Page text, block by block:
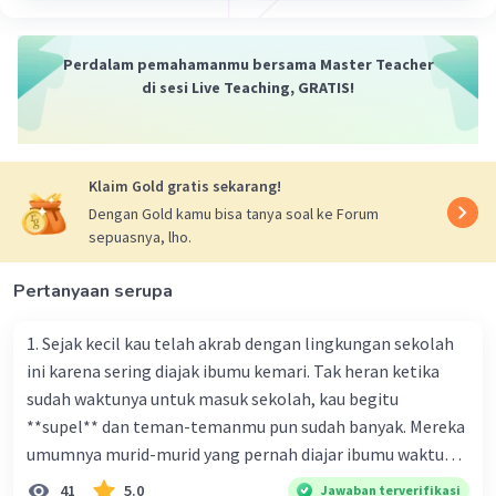
Perdalam pemahamanmu bersama Master Teacher
di sesi Live Teaching, GRATIS!
Klaim Gold gratis sekarang!
Dengan Gold kamu bisa tanya soal ke Forum
sepuasnya, lho.
Pertanyaan serupa
1. Sejak kecil kau telah akrab dengan lingkungan sekolah
ini karena sering diajak ibumu kemari. Tak heran ketika
sudah waktunya untuk masuk sekolah, kau begitu
**supel** dan teman-temanmu pun sudah banyak. Mereka
umumnya murid-murid yang pernah diajar ibumu waktu
kelas satu. Sedangkan aku? Aku waktu itu baru saja pindah
41 5.0 Jawaban terverifikasi